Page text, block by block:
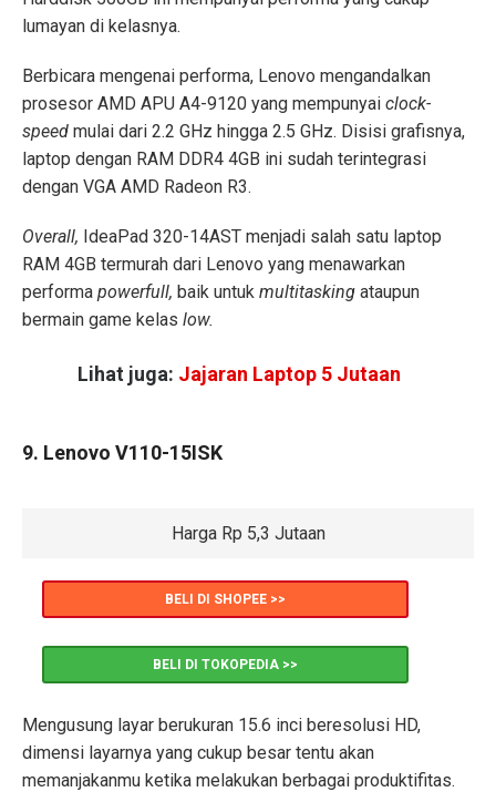
lumayan di kelasnya.
Berbicara mengenai performa, Lenovo mengandalkan
prosesor AMD APU A4-9120 yang mempunyai clock-
speed mulai dari 2.2 GHz hingga 2.5 GHz. Disisi grafisnya,
laptop dengan RAM DDR4 4GB ini sudah terintegrasi
dengan VGA AMD Radeon R3.
Overall, IdeaPad 320-14AST menjadi salah satu laptop
RAM 4GB termurah dari Lenovo yang menawarkan
performa powerfull, baik untuk multitasking ataupun
bermain game kelas low.
Lihat juga: Jajaran Laptop 5 Jutaan
9. Lenovo V110-15ISK
Harga Rp 5,3 Jutaan
BELI DI SHOPEE >>
BELI DI TOKOPEDIA >>
Mengusung layar berukuran 15.6 inci beresolusi HD,
dimensi layarnya yang cukup besar tentu akan
memanjakanmu ketika melakukan berbagai produktifitas.